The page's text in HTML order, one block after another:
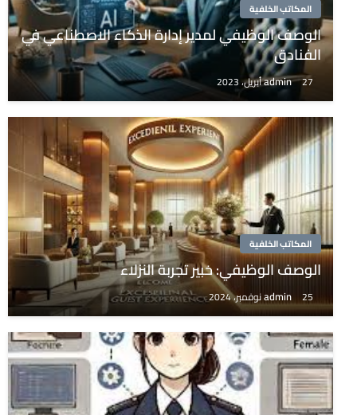
المكاتب الخلفية
الوصف الوظيفي لمدير إدارة الذكاء الاصطناعي في
الفنادق
admin 27 أبريل، 2023
المكاتب الخلفية
الوصف الوظيفي: خبير تجربة النزلاء
admin 25 نوفمبر، 2024